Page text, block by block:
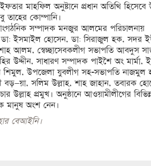
মাহফিল অনুষ্টানে প্রধান অতিথি হিসেবে
কোম্পানি।
সম্পাদক মনজুর আলমের পরিচালনায়
ডা: ইসমাইল হোসেন, ডা: সিরাজুল হক, সদর
আলম, স্বেচ্ছাসেবকলীগ সভাপতি আবদুস
উদ্দীন, সাধারণ সম্পাদক পাইশৈ অং মার্মা,
শিমুল, উপজেলা যুবলীগ সহ-সভাপতি নাজমুল
সলিম উল্লাহ, শাহ জাহান, তবারক
প্রমুখ। অনুষ্ঠানে আওয়ামীলীগের
মানুষ অংশ নেন।
বেআইনি।